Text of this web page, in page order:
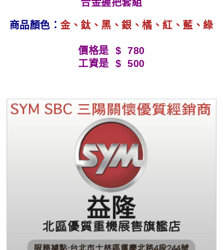
合金握把套組
商品顏色：金、鈦、黑、銀、橘 、紅 、藍 、綠
價格是 $ 780
工資是 $ 500